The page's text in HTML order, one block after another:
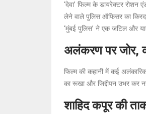
‘देवा’ फिल्म के डायरेक्टर
लेने वाले पुलिस ऑफिसर का
‘मुंबई पुलिस’ ने एक जटिल और
अलंकरण पर जोर,
फिल्म की कहानी में कई
का रूखा और जिद्दीपन उभर कर
शाहिद कपूर की